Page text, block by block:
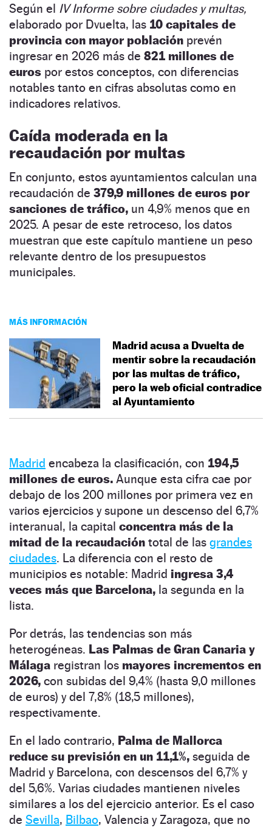
Según el IV Informe sobre ciudades y multas,
elaborado por Dvuelta, las 10 capitales de
provincia con mayor población prevén
ingresar en 2026 más de 821 millones de
euros por estos conceptos, con diferencias
notables tanto en cifras absolutas como en
indicadores relativos.
Caída moderada en la
recaudación por multas
En conjunto, estos ayuntamientos calculan una
recaudación de 379,9 millones de euros por
sanciones de tráfico, un 4,9% menos que en
2025. A pesar de este retroceso, los datos
muestran que este capítulo mantiene un peso
relevante dentro de los presupuestos
municipales.
MÁS INFORMACIÓN
Madrid acusa a Dvuelta de
mentir sobre la recaudación
por las multas de tráfico,
pero la web oficial contradice
al Ayuntamiento
Madrid encabeza la clasificación, con 194,5
millones de euros. Aunque esta cifra cae por
debajo de los 200 millones por primera vez en
varios ejercicios y supone un descenso del 6,7%
interanual, la capital concentra más de la
mitad de la recaudación total de las grandes
ciudades. La diferencia con el resto de
municipios es notable: Madrid ingresa 3,4
veces más que Barcelona, la segunda en la
lista.
Por detrás, las tendencias son más
heterogéneas. Las Palmas de Gran Canaria y
Málaga registran los mayores incrementos en
2026, con subidas del 9,4% (hasta 9,0 millones
de euros) y del 7,8% (18,5 millones),
respectivamente.
En el lado contrario, Palma de Mallorca
reduce su previsión en un 11,1%, seguida de
Madrid y Barcelona, con descensos del 6,7% y
del 5,6%. Varias ciudades mantienen niveles
similares a los del ejercicio anterior. Es el caso
de Sevilla, Bilbao, Valencia y Zaragoza, que no